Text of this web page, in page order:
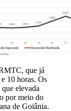
que já
10 horas. Os
elevada
por meio do
de Goiânia.